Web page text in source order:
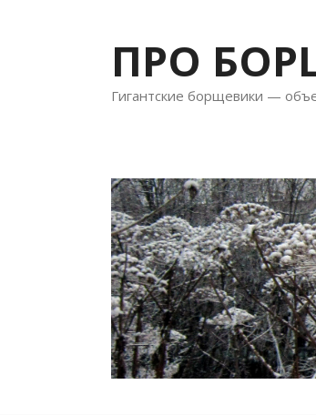
ПРО
Гигантские борщевики —